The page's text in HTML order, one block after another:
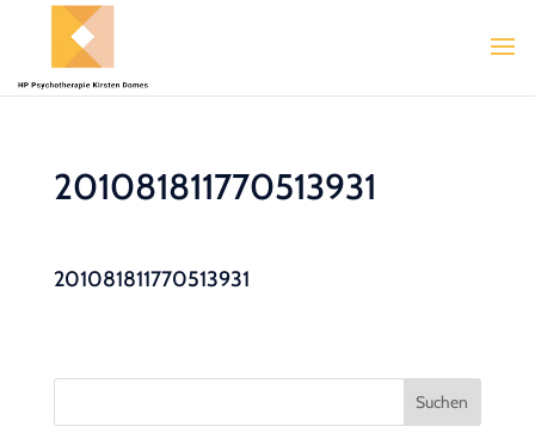
201081811770513931
201081811770513931
Suchen